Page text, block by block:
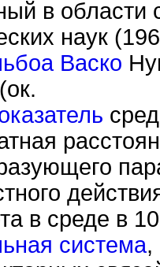
в области
наук
Васко
в среде в
система,